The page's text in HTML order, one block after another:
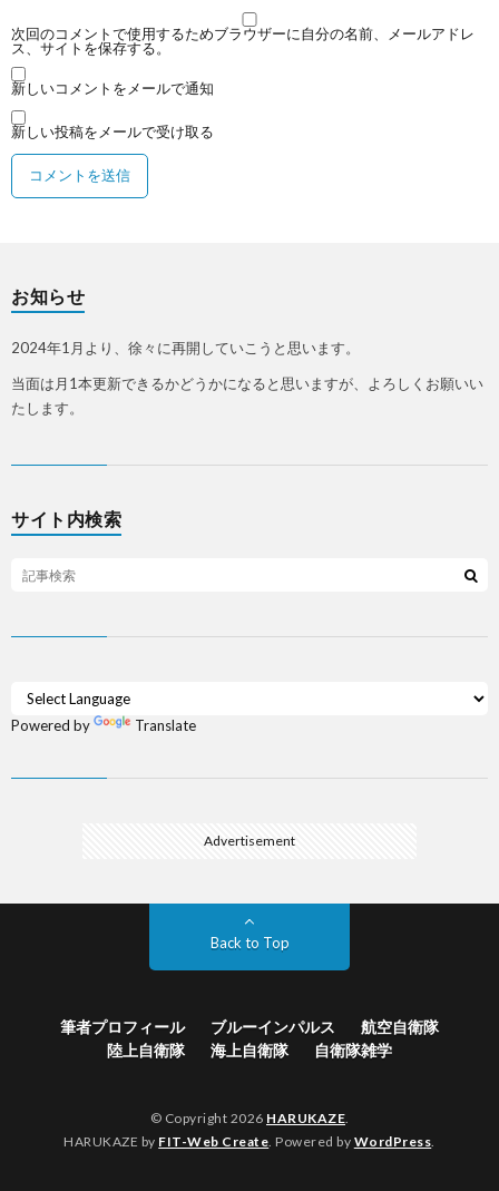
次回のコメントで使用するためブラウザーに自分の名前、メールアドレ
ス、サイトを保存する。
新しいコメントをメールで通知
新しい投稿をメールで受け取る
お知らせ
2024年1月より、徐々に再開していこうと思います。
当面は月1本更新できるかどうかになると思いますが、よろしくお願いい
たします。
サイト内検索
Powered by Translate
Advertisement
Back to Top
筆者プロフィール ブルーインパルス
航空自衛隊
陸上自衛隊
海上自衛隊 自衛隊雑学
© Copyright 2026 HARUKAZE.
HARUKAZE by FIT-Web Create. Powered by WordPress.